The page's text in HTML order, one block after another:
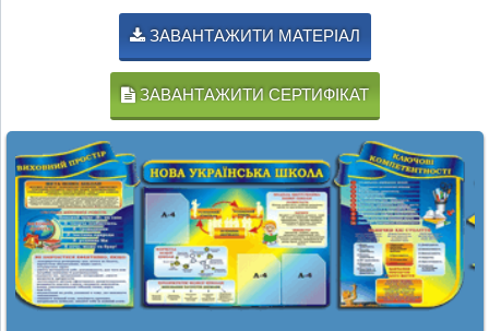
ЗАВАНТАЖИТИ МАТЕРІАЛ
ЗАВАНТАЖИТИ СЕРТИФІКАТ